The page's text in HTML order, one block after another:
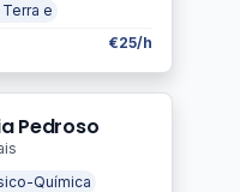
Terra e
€25/h
Pedroso
Química